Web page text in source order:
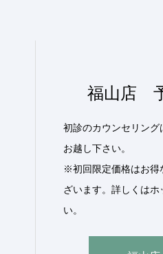
福山店
初診のカウンセリン
お越し下さい。
※初回限定価格はお得
ざいます。詳しくはホ
い。